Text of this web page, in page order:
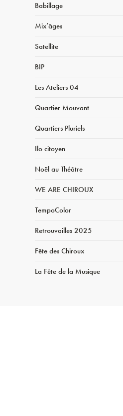
Babillage
Mix’âges
Satellite
BIP
Les Ateliers 04
Quartier Mouvant
Quartiers Pluriels
Ilo citoyen
Noël au Théâtre
WE ARE CHIROUX
TempoColor
Retrouvailles 2025
Fête des Chiroux
La Fête de la Musique